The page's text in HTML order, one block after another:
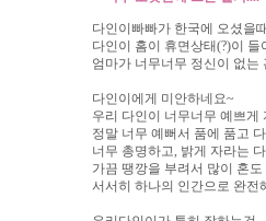
다인이빠빠가 한국에 오셨을
다인이 홈이 휴면상태(?)이
엄마가 너무너무 정신이 없는
다인이에게 미안하네요~
우리 다인이 너무너무 예쁘게
정말 너무 예뻐서 품에 품고
너무 총명하고, 밝게 자라는
가끔 땡깡을 부려서 많이 혼도
서서히 하나의 인간으로 완전